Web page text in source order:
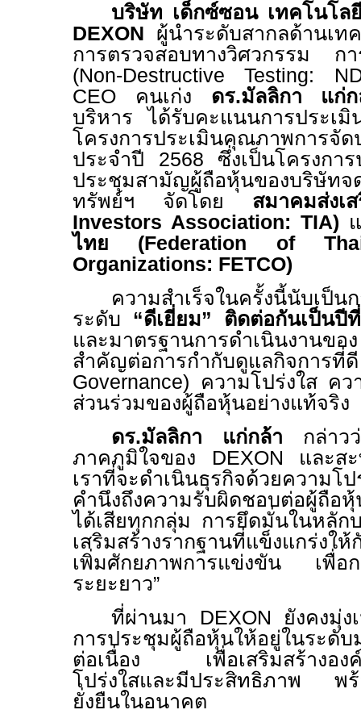
บริษัท เด็กซ์ซอน เทคโนโ
DEXON
ผู้นำระดับสากลด้านเ
การตรวจสอบทางวิศวกรรม ก
(Non-Destructive Testing:
CEO คนเก่ง
ดร.มัลลิกา แก่ก
บริหาร ได้รับคะแนนการประเมิ
โครงการประเมินคุณภาพการจั
ประจำปี 2568 ซึ่งเป็นโครงกา
ประชุมสามัญผู้ถือหุ้นของบริษัทจ
ทรัพย์ฯ จัดโดย
สมาคมส่ง
Investors Association: TIA)
ไทย (Federation of
Organizations: FETCO)
ความสำเร็จในครั้งนี้นับเป็น
ระดับ
“ดีเยี่ยม” ติดต่อกันเป็น
และมาตรฐานการดำเนินงานข
สำคัญต่อการกำกับดูแลกิจการ
Governance) ความโปร่งใส ค
ส่วนร่วมของผู้ถือหุ้นอย่างแท้จริง
ดร.มัลลิกา แก่กล้า
กล่าว
ภาคภูมิใจของ DEXON และส
เราที่จะดำเนินธุรกิจด้วยความโ
คำนึงถึงความรับผิดชอบต่อผู้ถือ
ได้เสียทุกกลุ่ม การยึดมั่นในหลัก
เสริมสร้างรากฐานที่แข็งแกร่ง
เพิ่มศักยภาพการแข่งขัน เพื่อก
ระยะยาว”
ที่ผ่านมา DEXON ยังคงมุ่
การประชุมผู้ถือหุ้นให้อยู่ในระดับ
ต่อเนื่อง เพื่อเสริมสร้างองค์
โปร่งใสและมีประสิทธิภาพ พร้
ยั่งยืนในอนาคต